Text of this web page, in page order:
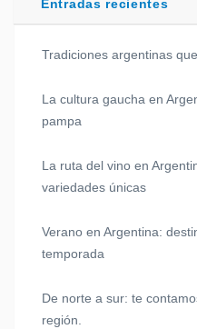
Entradas recientes
Tradiciones argentinas
La cultura gaucha en
pampa
La ruta del vino en
variedades únicas
Verano en Argentina:
temporada
De norte a sur: te
región.